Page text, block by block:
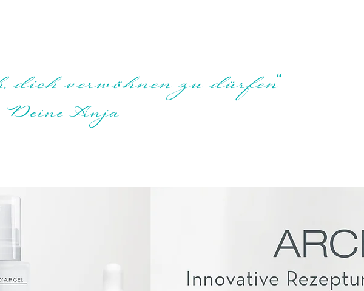
“
Deine Anja
dich verwöhnen zu dürfen